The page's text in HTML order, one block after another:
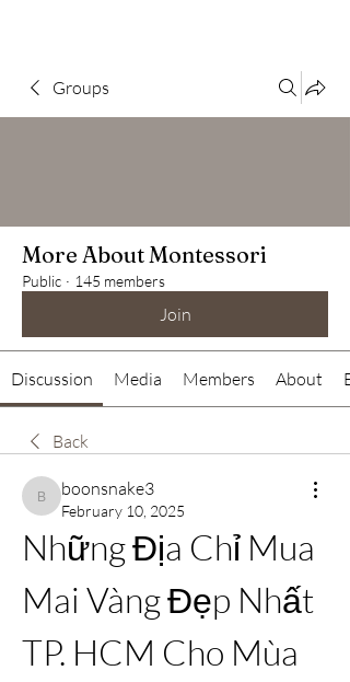
Groups
More About Montessori
Public · 145 members
Join
Discussion Media Members About
Back
boonsnake3
boonsnake3
February 10, 2025
Những Địa Chỉ Mua
Mai Vàng Đẹp Nhất
TP. HCM Cho Mùa